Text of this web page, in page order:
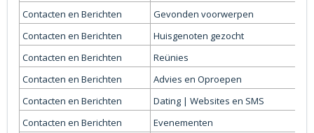
Contacten en Berichten
Gevonden voorwerpen
Contacten en Berichten
Huisgenoten gezocht
Contacten en Berichten
Reünies
Contacten en Berichten
Advies en Oproepen
Contacten en Berichten
Dating | Websites en SMS
Contacten en Berichten
Evenementen